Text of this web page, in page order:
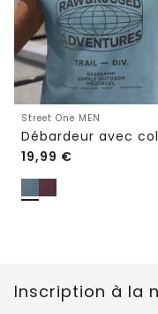
Street One MEN
19,99 €
Inscription à la